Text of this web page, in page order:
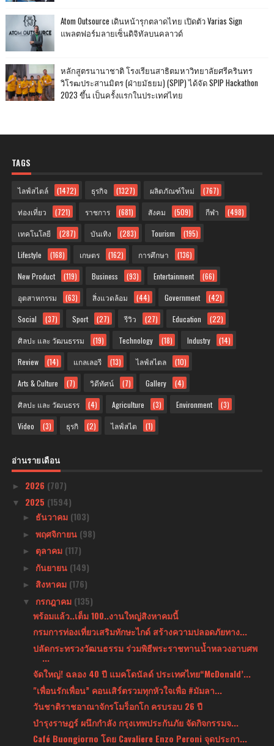
Atom Outsource เดินหน้ารุกตลาดไทย เปิดตัว Varias Sign
แพลตฟอร์มลายเซ็นดิจิทัลบนคลาวด์
หลักสูตรนานาชาติ โรงเรียนสาธิตมหาวิทยาลัยศรีครินทร
วิโรฒประสานมิตร (ฝ่ายมัธยม) (SPIP) ได้จัด SPIP Hackathon
2023 ขึ้น เป็นครั้งแรกในประเทศไทย
TAGS
ไลฟ์สไตล์ (1472) ธุรกิจ (1327) ผลิตภัณฑ์ใหม่ (767)
ท่องเที่ยว (721) ราชการ (681) สังคม (509) กีฬา (498)
เทคโนโลยี (287) บันเทิง (283) Tourism (195)
Lifestyle (168) เกษตร (162) การศึกษา (136)
New Product (119) Business (93) Entertainment (66)
อุตสาหกรรม (63) สิ่งแวดล้อม (44) Government (42)
Social (37) Sport (27) รีวิว (27) Education (22)
ศิลปะ และ วัฒนธรรม (19) Technology (18) Industry (14)
Review (14) แกลเลอรี (13) ไลฟ์สไตล (10)
Arts & Culture (7) วิดีทัศน์ (7) Gallery (4)
ศิลปะ และ วัฒนธรร (4) Agriculture (3) Environment (3)
Video (3) ธุรกิ (2) ไลฟ์สไต (1)
อ่านรายเดือน
► 2026 (707)
▼ 2025 (1594)
► ธันวาคม (103)
► พฤศจิกายน (98)
► ตุลาคม (117)
► กันยายน (149)
► สิงหาคม (176)
▼ กรกฎาคม (135)
พร้อมแล้ว..เต็ม 100..งานใหญ่สิงหาคมนี้
กรมการท่องเที่ยวเสริมทักษะไกด์ สร้างความปลอดภัยทาง...
ปลัดกระทรวงวัฒนธรรม ร่วมพิธีพระราชทานน้ำหลวงอาบศพ
...
จัดใหญ่! ฉลอง 40 ปี แมคโดนัลด์ ประเทศไทย“McDonald’...
"เพื่อนรักเพื่อน” คอนเสิร์ตรวมทุกหัวใจเพื่อ #มัมลา...
วันชาติราชอาณาจักรโมร็อกโก ครบรอบ 26 ปี
บำรุงราษฎร์ ผนึกกำลัง กรุงเทพประกันภัย จัดกิจกรรมจ...
Café Buongiorno โดย Cavaliere Enzo Peroni จุดประกา...